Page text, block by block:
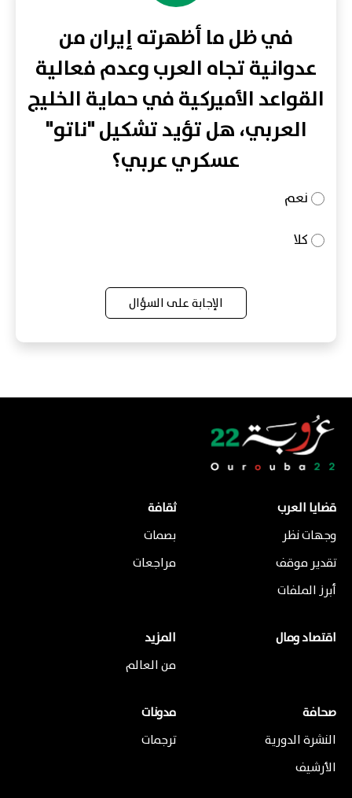
في ظل ما أظهرته إيران من
عدوانية تجاه العرب وعدم فعالية
القواعد الأميركية في حماية الخليج
العربي، هل تؤيد تشكيل "ناتو"
عسكري عربي؟
نعم
كلا
الإجابة على السؤال
قضايا العرب
وجهات نظر
تقدير موقف
أبرز الملفات
ثقافة
بصمات
مراجعات
اقتصاد ومال
المزيد
من العالم
صحافة
النشرة الدورية
الأرشيف
مدونات
ترجمات